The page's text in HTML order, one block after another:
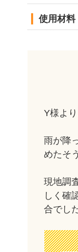
使用材料
Y様よ
雨が降
めたそ
現地調
しく確
合でし